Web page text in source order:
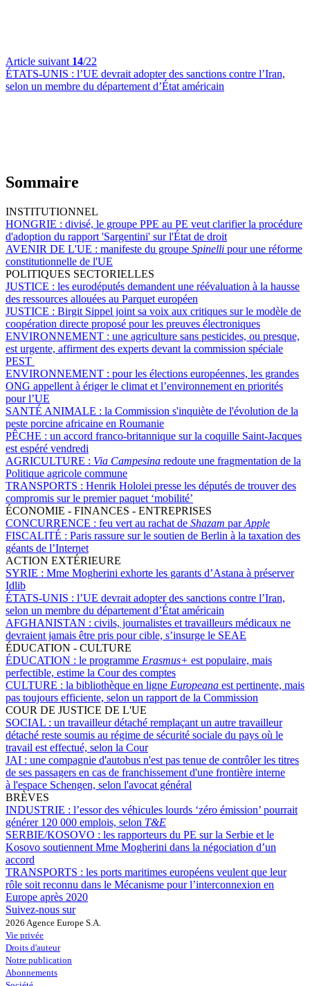
Article suivant 14/22
ÉTATS-UNIS : l’UE devrait adopter des sanctions contre l’Iran,
selon un membre du département d’État américain
Sommaire
INSTITUTIONNEL
HONGRIE : divisé, le groupe PPE au PE veut clarifier la procédure
d'adoption du rapport 'Sargentini' sur l'État de droit
AVENIR DE L'UE : manifeste du groupe Spinelli pour une réforme
constitutionnelle de l'UE
POLITIQUES SECTORIELLES
JUSTICE : les eurodéputés demandent une réévaluation à la hausse
des ressources allouées au Parquet européen
JUSTICE : Birgit Sippel joint sa voix aux critiques sur le modèle de
coopération directe proposé pour les preuves électroniques
ENVIRONNEMENT : une agriculture sans pesticides, ou presque,
est urgente, affirment des experts devant la commission spéciale
PEST
ENVIRONNEMENT : pour les élections européennes, les grandes
ONG appellent à ériger le climat et l’environnement en priorités
pour l’UE
SANTÉ ANIMALE : la Commission s'inquiète de l'évolution de la
peste porcine africaine en Roumanie
PÊCHE : un accord franco-britannique sur la coquille Saint-Jacques
est espéré vendredi
AGRICULTURE : Via Campesina redoute une fragmentation de la
Politique agricole commune
TRANSPORTS : Henrik Hololei presse les députés de trouver des
compromis sur le premier paquet ‘mobilité’
ÉCONOMIE - FINANCES - ENTREPRISES
CONCURRENCE : feu vert au rachat de Shazam parApple
FISCALITÉ : Paris rassure sur le soutien de Berlin à la taxation des
géants de l’Internet
ACTION EXTÉRIEURE
SYRIE : Mme Mogherini exhorte les garants d’Astana à préserver
Idlib
ÉTATS-UNIS : l’UE devrait adopter des sanctions contre l’Iran,
selon un membre du département d’État américain
AFGHANISTAN : civils, journalistes et travailleurs médicaux ne
devraient jamais être pris pour cible, s’insurge le SEAE
ÉDUCATION - CULTURE
ÉDUCATION : le programme Erasmus+ est populaire, mais
perfectible, estime la Cour des comptes
CULTURE : la bibliothèque en ligne Europeana est pertinente, mais
pas toujours efficiente, selon un rapport de la Commission
COUR DE JUSTICE DE L'UE
SOCIAL : un travailleur détaché remplaçant un autre travailleur
détaché reste soumis au régime de sécurité sociale du pays où le
travail est effectué, selon la Cour
JAI : une compagnie d'autobus n'est pas tenue de contrôler les titres
de ses passagers en cas de franchissement d'une frontière interne
à l'espace Schengen, selon l'avocat général
BRÈVES
INDUSTRIE : l’essor des véhicules lourds ‘zéro émission’ pourrait
générer 120 000 emplois, selon T&E
SERBIE/KOSOVO : les rapporteurs du PE sur la Serbie et le
Kosovo soutiennent Mme Mogherini dans la négociation d’un
accord
TRANSPORTS : les ports maritimes européens veulent que leur
rôle soit reconnu dans le Mécanisme pour l’interconnexion en
Europe après 2020
Suivez-nous sur
2026 Agence Europe S.A.
Vie privée
Droits d'auteur
Notre publication
Abonnements